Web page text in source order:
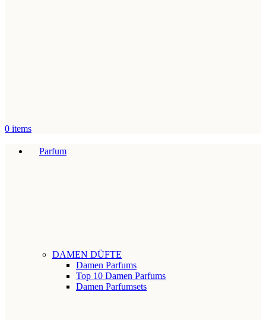
0 items
Parfum
DAMEN DÜFTE
Damen Parfums
Top 10 Damen Parfums
Damen Parfumsets